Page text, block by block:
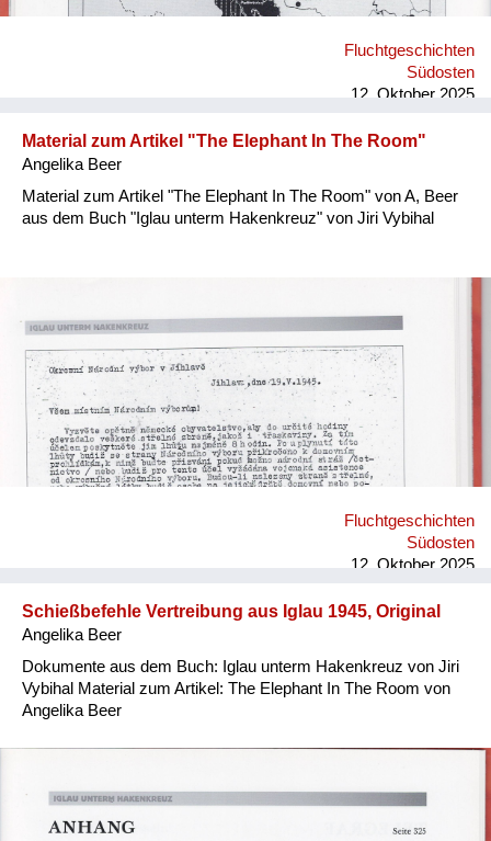
Fluchtgeschichten
Südosten
12. Oktober 2025
Material zum Artikel "The Elephant In The Room"
Angelika Beer
Material zum Artikel "The Elephant In The Room" von A, Beer
aus dem Buch "Iglau unterm Hakenkreuz" von Jiri Vybihal
Fluchtgeschichten
Südosten
12. Oktober 2025
Schießbefehle Vertreibung aus Iglau 1945, Original
Angelika Beer
Dokumente aus dem Buch: Iglau unterm Hakenkreuz von Jiri
Vybihal Material zum Artikel: The Elephant In The Room von
Angelika Beer